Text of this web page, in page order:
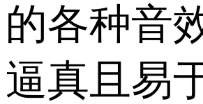
的各种音
逼真且易